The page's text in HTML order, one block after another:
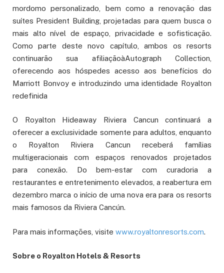
mordomo personalizado, bem como a renovação das
suítes President Building, projetadas para quem busca o
mais alto nível de espaço, privacidade e sofisticação.
Como parte deste novo capítulo, ambos os resorts
continuarão sua afiliaçãoàAutograph Collection,
oferecendo aos hóspedes acesso aos benefícios do
Marriott Bonvoy e introduzindo uma identidade Royalton
redefinida
O Royalton Hideaway Riviera Cancun continuará a
oferecer a exclusividade somente para adultos, enquanto
o Royalton Riviera Cancun receberá famílias
multigeracionais com espaços renovados projetados
para conexão. Do bem-estar com curadoria a
restaurantes e entretenimento elevados, a reabertura em
dezembro marca o início de uma nova era para os resorts
mais famosos da Riviera Cancún.
Para mais informações, visite www.royaltonresorts.com.
Sobre o Royalton Hotels & Resorts